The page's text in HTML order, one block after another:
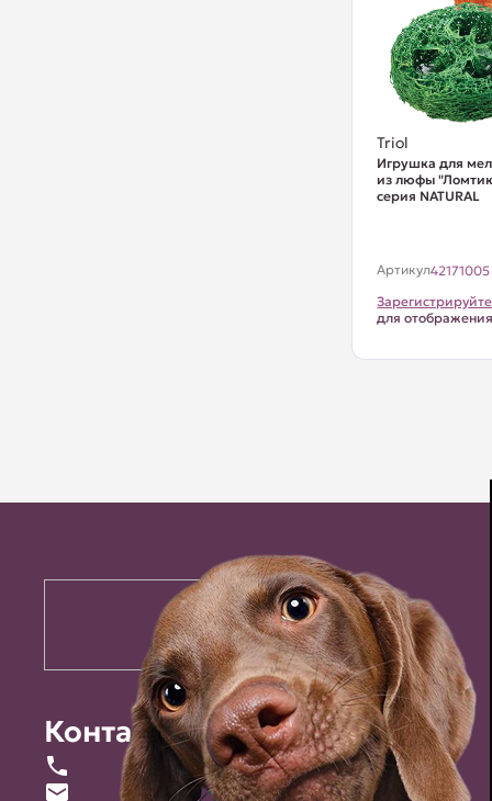
Triol
Игрушка для
из люфы
серия NATURAL
Артикул42171005
для
Контакты